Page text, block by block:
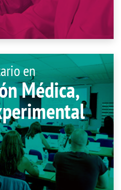
en
Médica,